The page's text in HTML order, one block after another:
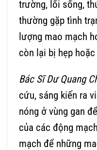
trường, lối sống,
thường gặp tình
lượng mao mạch
còn lại bị hẹp
Bác Sĩ Dư Quang
cứu, sáng kiến ra
nóng ở vùng gan
của các động
mạch để những